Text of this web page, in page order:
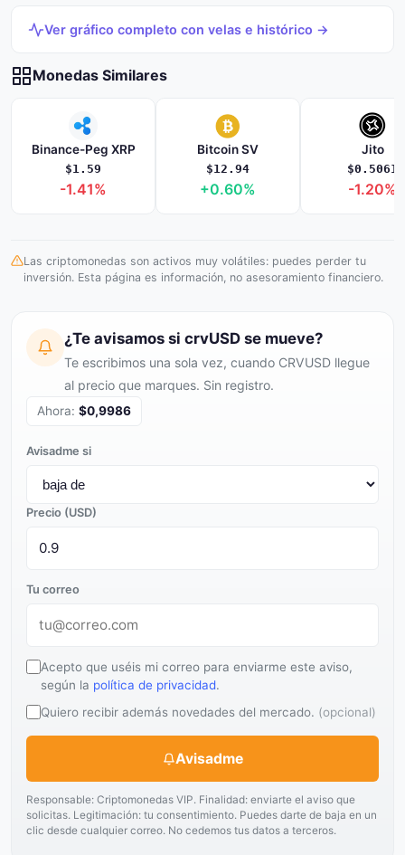
Ver gráfico completo con velas e histórico →
Monedas Similares
Binance-Peg XRP
$1.59
-1.41%
Bitcoin SV
$12.94
+0.60%
Jito
$0.5061
-1.20%
Las criptomonedas son activos muy volátiles: puedes perder tu
inversión. Esta página es información, no asesoramiento financiero.
¿Te avisamos si crvUSD se mueve?
Te escribimos una sola vez, cuando CRVUSD llegue
al precio que marques. Sin registro.
Ahora: $0,9986
Avisadme si
Precio (USD)
Tu correo
Acepto que uséis mi correo para enviarme este aviso,
según la política de privacidad.
Quiero recibir además novedades del mercado. (opcional)
Avisadme
Responsable: Criptomonedas VIP. Finalidad: enviarte el aviso que
solicitas. Legitimación: tu consentimiento. Puedes darte de baja en un
clic desde cualquier correo. No cedemos tus datos a terceros.